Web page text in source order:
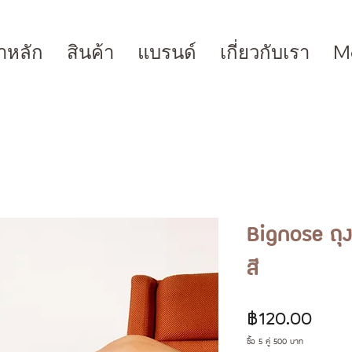
หลัก สินค้า แบรนด์ เกี่ยวกับเรา
Bignose ถุ
สี
฿120.00ราคา
ซื้อ 5 คู่ 500 บาท